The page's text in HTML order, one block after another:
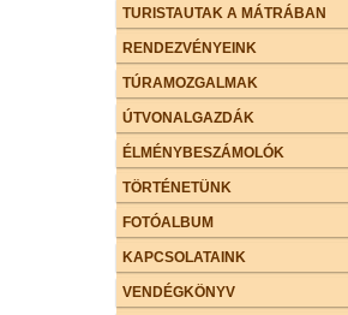
TURISTAUTAK A MÁTRÁBAN
RENDEZVÉNYEINK
TÚRAMOZGALMAK
ÚTVONALGAZDÁK
ÉLMÉNYBESZÁMOLÓK
TÖRTÉNETÜNK
FOTÓALBUM
KAPCSOLATAINK
VENDÉGKÖNYV